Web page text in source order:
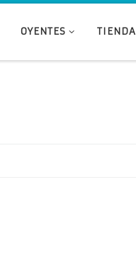
OYENTES TIENDA